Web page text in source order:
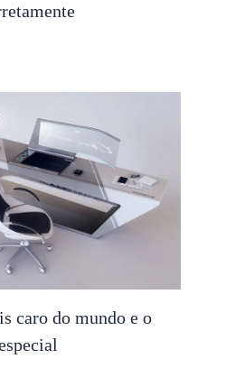
caro do mundo e o